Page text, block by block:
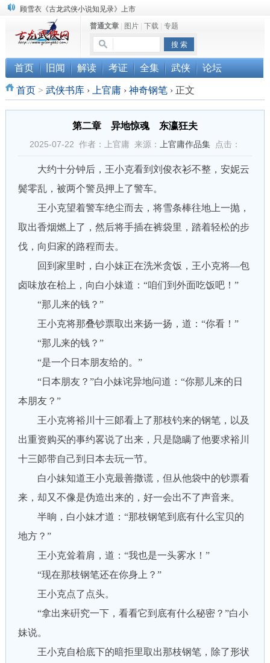
顾雪衣《古龙武侠小说知见录》上市
“武侠书库”查缺补漏活动圆满结束
《古龙小说原貌探究》修订版已上市
普通文章| 图片| 下载| 专题
首页 旧闻 解读 考证 全集 武侠 论坛
首页> 武侠书库 › 上官庸 › 神奇钢笔 ›正文
第二章 异地惊魂 东瀛狂夫
2025-07-22 作者：上官庸 来源： 上官庸作品集点击：
大约十分钟后，王小克看到刘俊衣衫不整，安妮云
鬓零乱，被两个警员押上了警车。
王小克望着警车绝尘而去，将雪条棒往地上一抛，
取出香烟燃上了，然后将手插在裤袋里，踏着轻松的步
伐，向归家的路程而去。
回到家里时，白小妹正在洗米贪饭，王小克将—包
卤味放在枱上，向白小妹道：“咱们到外面吃饭吧！”
“那儿来的钱？”
王小克将那叠钞票取出来扬一扬，道：“你看！”
“那儿来的钱？”
“是一个日本朋友给的。”
“日本朋友？”白小妹诧异地问道：“你那儿来的日
本朋友？”
王小克将裕川十三郞看上了那枝钓来的钢笔，以及
出重资购买的事约畧说了出来，只是隐瞒了他要求裕川
十三郞带自己到日本去玩一节。
白小妹知道王小克最善撒谎，但从他袋中的钞票看
来，却又不像是伪造出来的，好一会出不了声音来。
半晌，白小妹才道：“那枝钢笔到底有什么宝贝的
地方？”
王小克耸着肩，道：“我也是一头雾水！”
“现在那枝钢笔还在你身上？”
王小克点了点头。
“拿出来硏究一下，看看它到底有什么秘密？”白小
妹说。
王小克自枱底下的暗拒里取出那枝钢笔，除了形状